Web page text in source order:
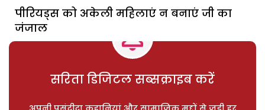
पीरियड्स को अकेली महिलाएं न बनाएं जी का
जंजाल
सरिता डिजिटल सब्सक्राइब करें